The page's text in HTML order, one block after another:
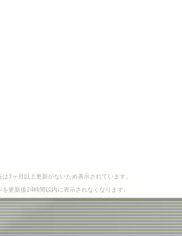
3ヶ月以上更新がないため表示されています。
更新後24時間以内に表示されなくなります。